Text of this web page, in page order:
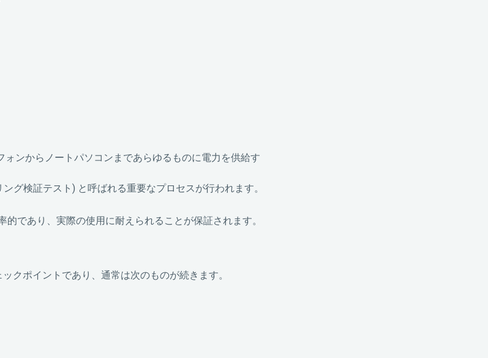
ンからノートパソコンまであらゆるものに電力を供給す
グ検証テスト) と呼ばれる重要なプロセスが行われます。
であり、実際の使用に耐えられることが保証されます。
クポイントであり、通常は次のものが続きます。